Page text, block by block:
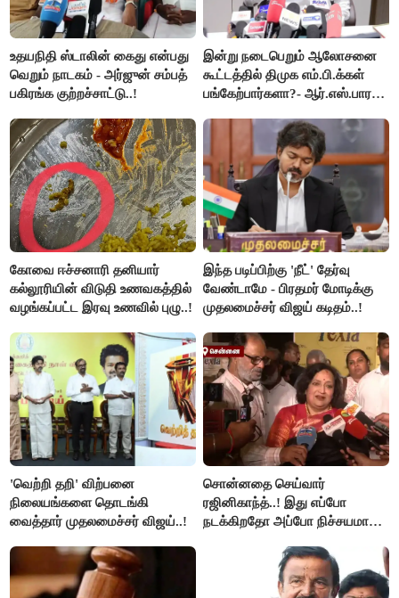
உதயநிதி ஸ்டாலின் கைது என்பது
வெறும் நாடகம் - அர்ஜுன் சம்பத்
பகிரங்க குற்றச்சாட்டு..!
இன்று நடைபெறும் ஆலோசனை
கூட்டத்தில் திமுக எம்.பி.க்கள்
பங்கேற்பார்களா?- ஆர்.எஸ்.பாரதி
கோவை ஈச்சனாரி தனியார்
கல்லூரியின் விடுதி உணவகத்தில்
வழங்கப்பட்ட இரவு உணவில் புழு..!
இந்த படிப்பிற்கு 'நீட்' தேர்வு
வேண்டாமே - பிரதமர் மோடிக்கு
முதலமைச்சர் விஜய் கடிதம்..!
'வெற்றி தறி' விற்பனை
நிலையங்களை தொடங்கி
வைத்தார் முதலமைச்சர் விஜய்..!
சொன்னதை செய்வார்
ரஜினிகாந்த்..! இது எப்போ
நடக்கிறதோ அப்போ நிச்சயமாக
ரஜினிகாந்த்..!